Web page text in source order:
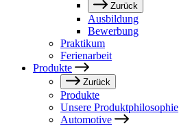
Zurück
Ausbildung
Bewerbung
Praktikum
Ferienarbeit
Produkte
Zurück
Produkte
Unsere Produktphilosophie
Automotive